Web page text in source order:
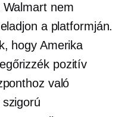
nem
a platformján.
hogy Amerika
pozitív
való